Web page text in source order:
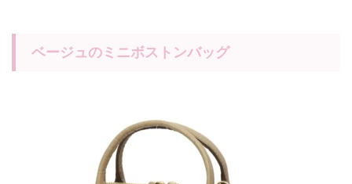
ベージュのミニボストンバッグ